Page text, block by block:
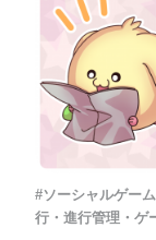
#ソーシャルゲー
行・進行管理・ゲ